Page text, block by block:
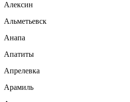
Алексин
Альметьевск
Анапа
Апатиты
Апрелевка
Арамиль